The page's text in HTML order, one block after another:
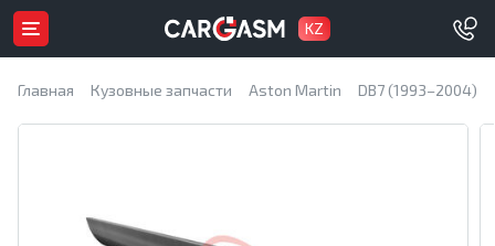
KZ
Главная Кузовные запчасти Aston Martin DB7 (1993–2004)